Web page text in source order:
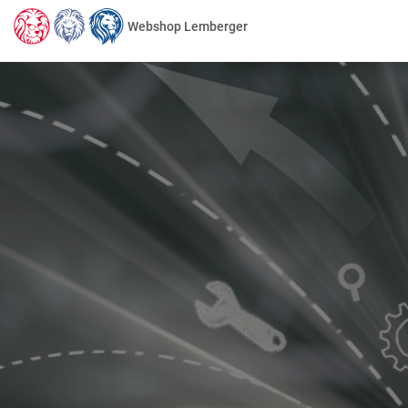
Webshop Lemberger